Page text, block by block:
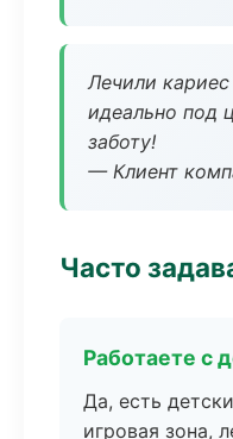
Лечили
идеально под
заботу!
— Клиент
Часто
Работаете с
Да, есть
игровая зона,